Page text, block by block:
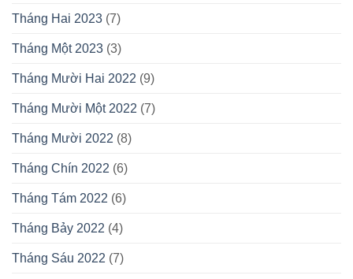
Tháng Hai 2023 (7)
Tháng Một 2023 (3)
Tháng Mười Hai 2022 (9)
Tháng Mười Một 2022 (7)
Tháng Mười 2022 (8)
Tháng Chín 2022 (6)
Tháng Tám 2022 (6)
Tháng Bảy 2022 (4)
Tháng Sáu 2022 (7)